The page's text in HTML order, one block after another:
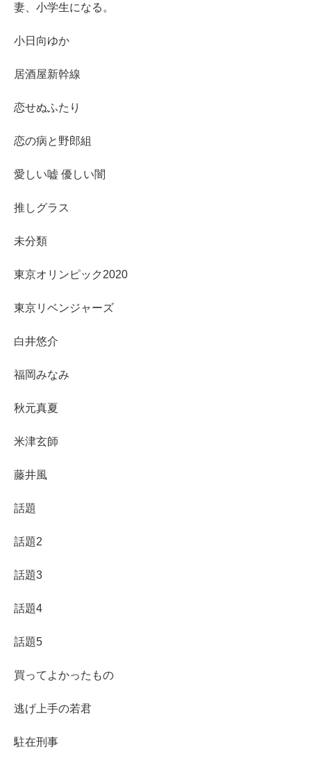
妻、小学生になる。
小日向ゆか
居酒屋新幹線
恋せぬふたり
恋の病と野郎組
愛しい嘘 優しい闇
推しグラス
未分類
東京オリンピック2020
東京リベンジャーズ
白井悠介
福岡みなみ
秋元真夏
米津玄師
藤井風
話題
話題2
話題3
話題4
話題5
買ってよかったもの
逃げ上手の若君
駐在刑事